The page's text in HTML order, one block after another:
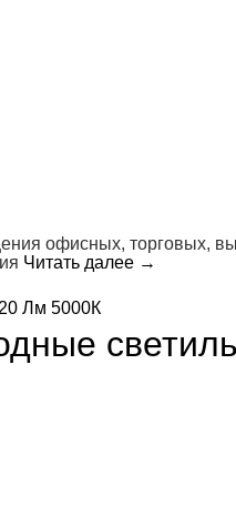
офисных, торговых,
Читать далее →